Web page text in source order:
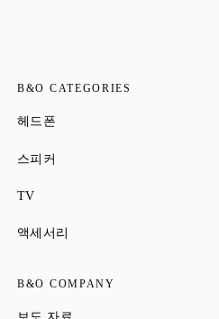
B&O CATEGORIES
헤드폰
스피커
TVLink Opens in New Tab
액세서리
Tab
B&O COMPANY